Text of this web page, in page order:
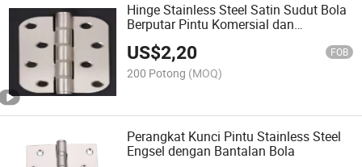
Hinge Stainless Steel Satin Sudut Bola
Berputar Pintu Komersial dan
Residensial
US$2,20 FOB
200 Potong (MOQ)
Perangkat Kunci Pintu Stainless Steel
Engsel dengan Bantalan Bola